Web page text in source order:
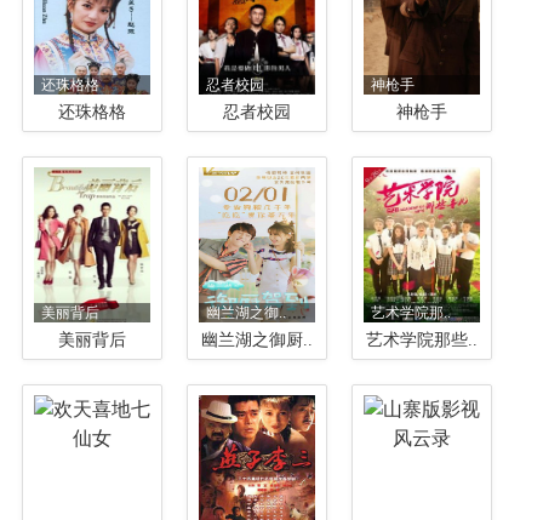
还珠格格
还珠格格
忍者校园
忍者校园
神枪手
神枪手
美丽背后
美丽背后
幽兰湖之御..
幽兰湖之御厨..
艺术学院那..
艺术学院那些..